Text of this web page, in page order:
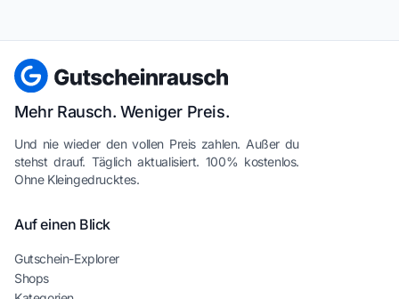
Mehr Rausch. Weniger Preis.
Und nie wieder den vollen Preis zahlen. Außer du
stehst drauf. Täglich aktualisiert. 100% kostenlos.
Ohne Kleingedrucktes.
Auf einen Blick
Gutschein-Explorer
Shops